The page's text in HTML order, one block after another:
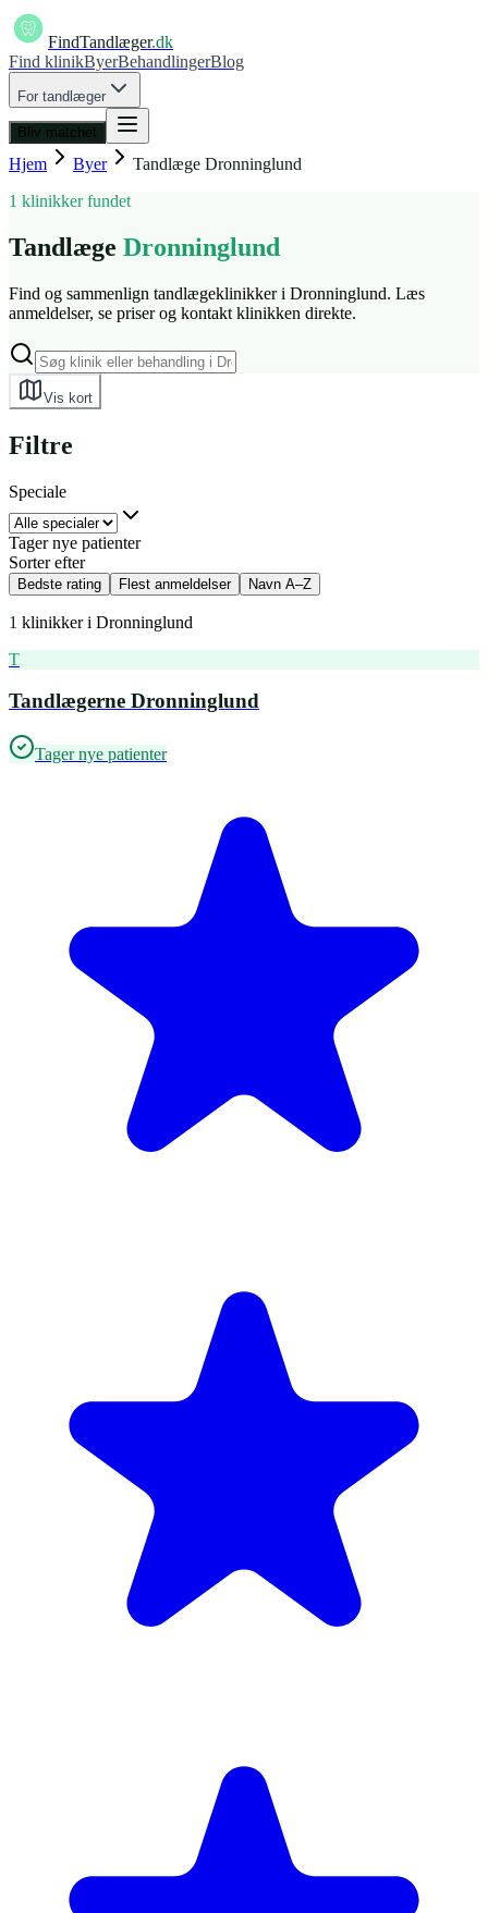
FindTandlæger.dk
Find klinikByerBehandlingerBlog
For tandlæger
Bliv matchet
Hjem Byer Tandlæge Dronninglund
1 klinikker fundet
Tandlæge Dronninglund
Find og sammenlign tandlægeklinikker i Dronninglund. Læs
anmeldelser, se priser og kontakt klinikken direkte.
Vis kort
Filtre
Speciale
Tager nye patienter
Sorter efter
Bedste rating Flest anmeldelser Navn A–Z
1 klinikker i Dronninglund
T
Tandlægerne Dronninglund
Tager nye patienter